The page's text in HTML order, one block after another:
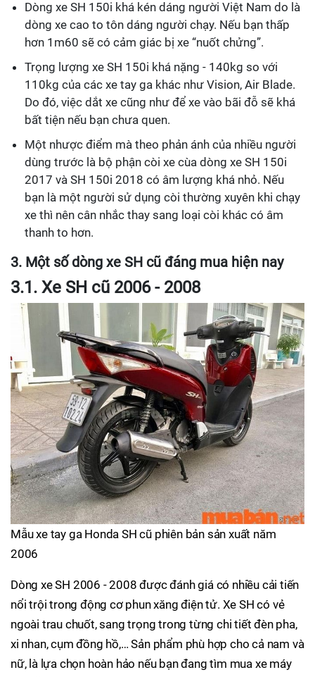
Dòng xe SH 150i khá kén dáng người Việt Nam do là
dòng xe cao to tôn dáng người chạy. Nếu bạn thấp
hơn 1m60 sẽ có cảm giác bị xe “nuốt chửng”.
Trọng lượng xe SH 150i khá nặng - 140kg so với
110kg của các xe tay ga khác như Vision, Air Blade.
Do đó, việc dắt xe cũng như để xe vào bãi đỗ sẽ khá
bất tiện nếu bạn chưa quen.
Một nhược điểm mà theo phản ánh của nhiều người
dùng trước là bộ phận còi xe cùa dòng xe SH 150i
2017 và SH 150i 2018 có âm lượng khá nhỏ. Nếu
bạn là một người sử dụng còi thường xuyên khi chạy
xe thì nên cân nhắc thay sang loại còi khác có âm
thanh to hơn.
3. Một số dòng xe SH cũ đáng mua hiện nay
3.1. Xe SH cũ 2006 - 2008
Mẫu xe tay ga Honda SH cũ phiên bản sản xuất năm
2006
Dòng xe SH 2006 - 2008 được đánh giá có nhiều cải tiến
nổi trội trong động cơ phun xăng điện tử. Xe SH có vẻ
ngoài trau chuốt, sang trọng trong từng chi tiết đèn pha,
xi nhan, cụm đồng hồ,… Sản phẩm phù hợp cho cả nam và
nữ, là lựa chọn hoàn hảo nếu bạn đang tìm mua xe máy